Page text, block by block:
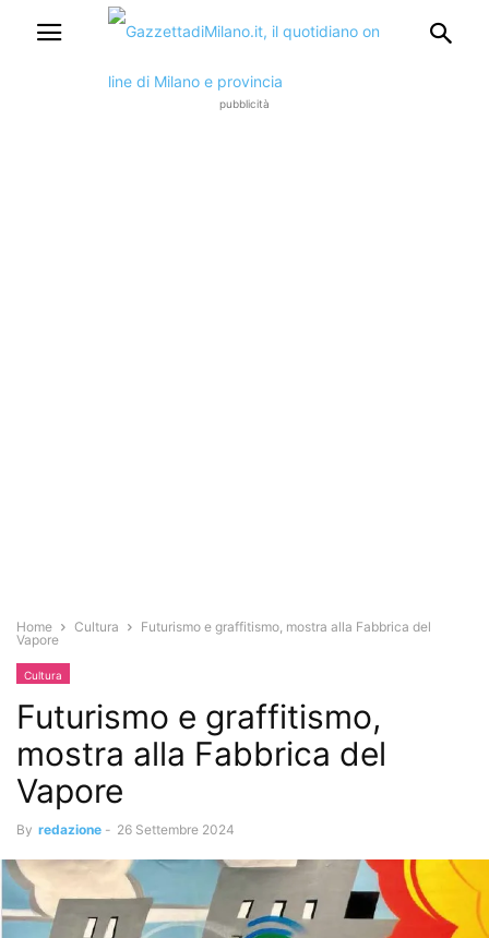
pubblicità
Home Cultura
Futurismo e graffitismo, mostra alla Fabbrica del
Vapore
Cultura
Futurismo e graffitismo,
mostra alla Fabbrica del
Vapore
By redazione - 26 Settembre 2024